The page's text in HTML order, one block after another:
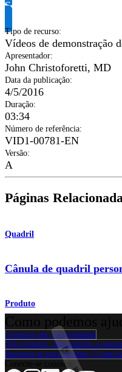
Solicite informação do
Tipo de recurso:
Vídeos de demonstração
Apresentador:
John Christoforetti, MD
Data da publicação:
4/5/2016
Duração:
03:34
Número de referência:
VID1-00781-EN
Versão:
A
Páginas
Quadril
Cânula de quadril
Produto
Como podemos
Contacte um representante
Veja eventos, laboratórios e
Inscreva-se para receber: O que
Conecte-se conosco